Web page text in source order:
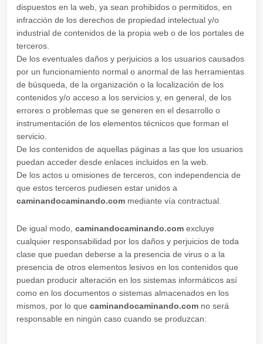
dispuestos en la web, ya sean prohibidos o permitidos, en
infracción de los derechos de propiedad intelectual y/o
industrial de contenidos de la propia web o de los portales de
terceros.
De los eventuales daños y perjuicios a los usuarios causados
por un funcionamiento normal o anormal de las herramientas
de búsqueda, de la organización o la localización de los
contenidos y/o acceso a los servicios y, en general, de los
errores o problemas que se generen en el desarrollo o
instrumentación de los elementos técnicos que forman el
servicio.
De los contenidos de aquellas páginas a las que los usuarios
puedan acceder desde enlaces incluidos en la web.
De los actos u omisiones de terceros, con independencia de
que estos terceros pudiesen estar unidos a
caminandocaminando.com mediante vía contractual.
De igual modo, caminandocaminando.com excluye
cualquier responsabilidad por los daños y perjuicios de toda
clase que puedan deberse a la presencia de virus o a la
presencia de otros elementos lesivos en los contenidos que
puedan producir alteración en los sistemas informáticos así
como en los documentos o sistemas almacenados en los
mismos, por lo que caminandocaminando.com no será
responsable en ningún caso cuando se produzcan: